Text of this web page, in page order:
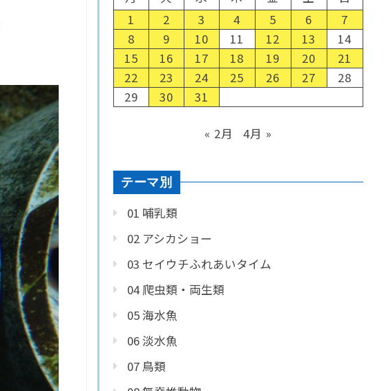
1
2 3 4 5 6
7
8
9 10 11 12 13
14
15
16 17 18 19 20
21
22
23 24 25 26 27
28
29
30 31
« 2月 4月 »
テーマ別
01 哺乳類
02 アシカショー
03 セイウチふれあいタイム
04 爬虫類・両生類
05 海水魚
06 淡水魚
07 鳥類